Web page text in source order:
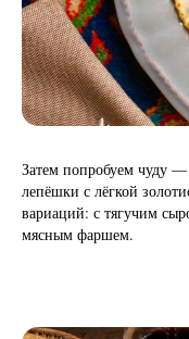
Затем попробуем чуду
лепёшки с лёгкой
вариаций: с тягучим
мясным фаршем.